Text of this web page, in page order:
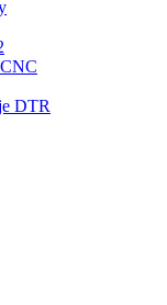
DTR